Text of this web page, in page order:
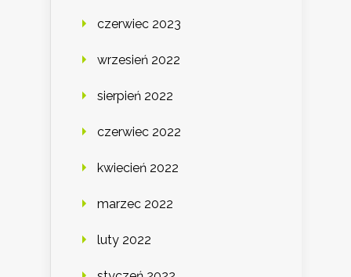
czerwiec 2023
wrzesień 2022
sierpień 2022
czerwiec 2022
kwiecień 2022
marzec 2022
luty 2022